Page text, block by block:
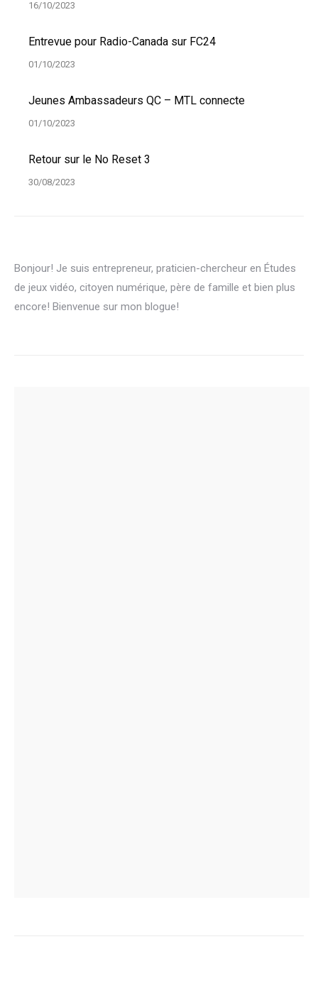
16/10/2023
Entrevue pour Radio-Canada sur FC24
01/10/2023
Jeunes Ambassadeurs QC – MTL connecte
01/10/2023
Retour sur le No Reset 3
30/08/2023
Bonjour! Je suis entrepreneur, praticien-chercheur en Études
de jeux vidéo, citoyen numérique, père de famille et bien plus
encore! Bienvenue sur mon blogue!